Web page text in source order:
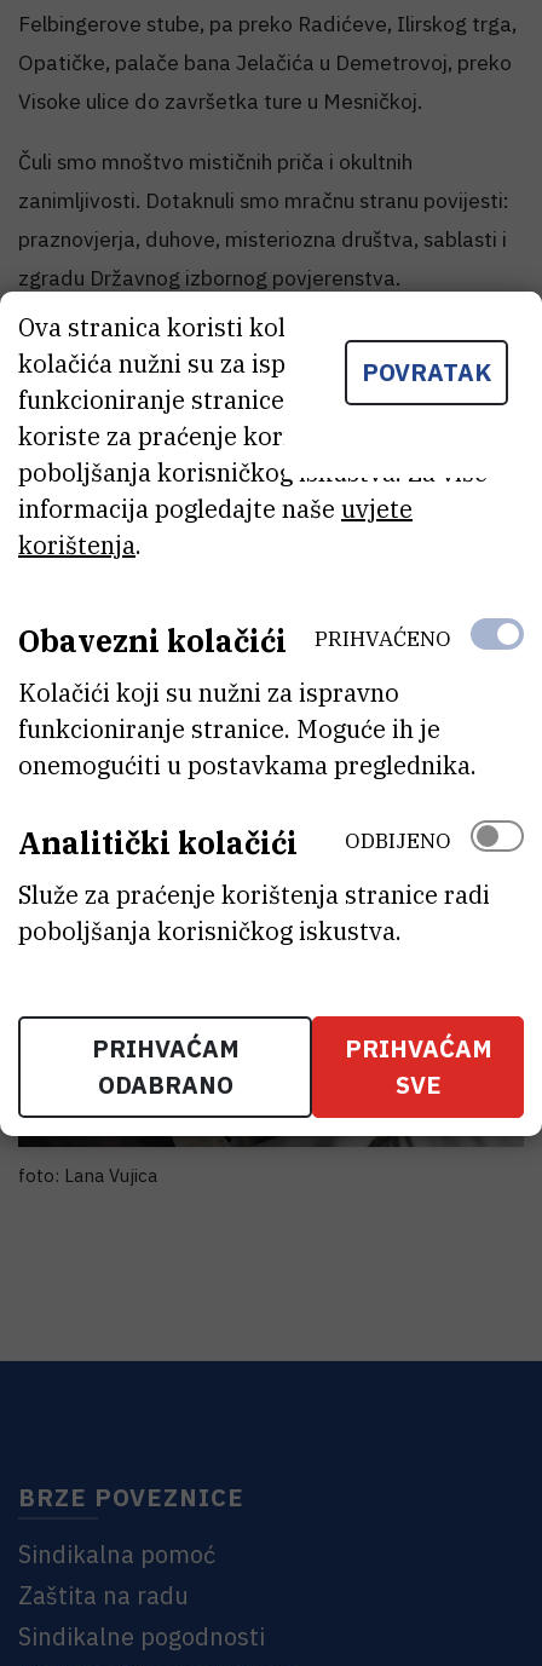
Felbingerove stube, pa preko Radićeve, Ilirskog trga,
Opatičke, palače bana Jelačića u Demetrovoj, preko
Visoke ulice do završetka ture u Mesničkoj.
Čuli smo mnoštvo mističnih priča i okultnih
zanimljivosti. Dotaknuli smo mračnu stranu povijesti:
praznovjerja, duhove, misteriozna društva, sablasti i
zgradu Državnog izbornog povjerenstva.
Do iduće šetnje velike zahvale upućujemo našoj
Marijani Nodilo koja je došla na ideju i s coprnjicama
organizirala šetnju!
foto: Lana Vujica
BRZE POVEZNICE
Sindikalna pomoć
Zaštita na radu
Sindikalne pogodnosti
POVRATAK
Ova stranica koristi kolačiće. Neki od tih
kolačića nužni su za ispravno
funkcioniranje stranice, dok se drugi
koriste za praćenje korištenja stranice radi
poboljšanja korisničkog iskustva. Za više
informacija pogledajte naše uvjete
korištenja.
Obavezni kolačići
Kolačići koji su nužni za ispravno
funkcioniranje stranice. Moguće ih je
onemogućiti u postavkama preglednika.
PRIHVAĆENO
Analitički kolačići
Služe za praćenje korištenja stranice radi
poboljšanja korisničkog iskustva.
ODBIJENO
PRIHVAĆAM
ODABRANO
PRIHVAĆAM
SVE